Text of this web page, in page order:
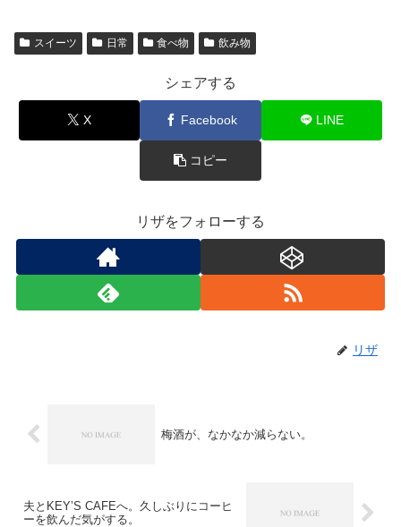
スイーツ 日常 食べ物 飲み物
シェアする
X Facebook LINE
コピー
リザをフォローする
リザ
梅酒が、なかなか減らない。
夫とKEY’S CAFEへ。久しぶりにコーヒ
ーを飲んだ気がする。